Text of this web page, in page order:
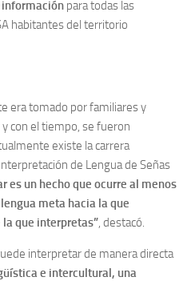
información para todas las
habitantes del territorio
era tomado por familiares y
con el tiempo, se fueron
existe la carrera
de Lengua de Señas
es un hecho que ocurre al menos
meta hacia la que
que interpretas”, destacó.
interpretar de manera directa
e intercultural, una